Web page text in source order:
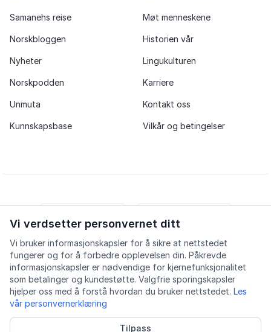
Vi verdsetter personvernet ditt
Vi bruker informasjonskapsler for å sikre at nettstedet
fungerer og for å forbedre opplevelsen din. Påkrevde
informasjonskapsler er nødvendige for kjernefunksjonalitet
som betalinger og kundestøtte. Valgfrie sporingskapsler
hjelper oss med å forstå hvordan du bruker nettstedet. Les
vår personvernerklæring
Tilpass
Samanehs reise
Norskbloggen
Nyheter
Norskpodden
Unmuta
Kunnskapsbase
Møt menneskene
Historien vår
Lingukulturen
Karriere
Kontakt oss
Vilkår og betingelser
iOS app
FacebookInstagram
YoutubeLinkedIn
Personvern